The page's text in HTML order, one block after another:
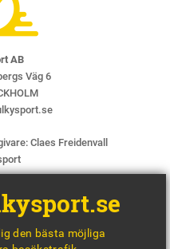
AB
Väg 6
Claes Freidenvall
den bästa möjliga